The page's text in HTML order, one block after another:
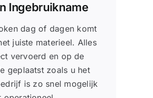
Ingebruikname
dag of dagen komt
juiste materieel. Alles
vervoerd en op de
geplaatst zoals u het
is zo snel mogelijk